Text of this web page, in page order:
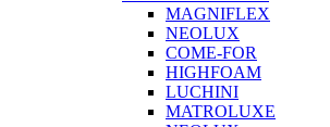
MAGNIFLEX
NEOLUX
COME-FOR
HIGHFOAM
LUCHINI
MATROLUXE